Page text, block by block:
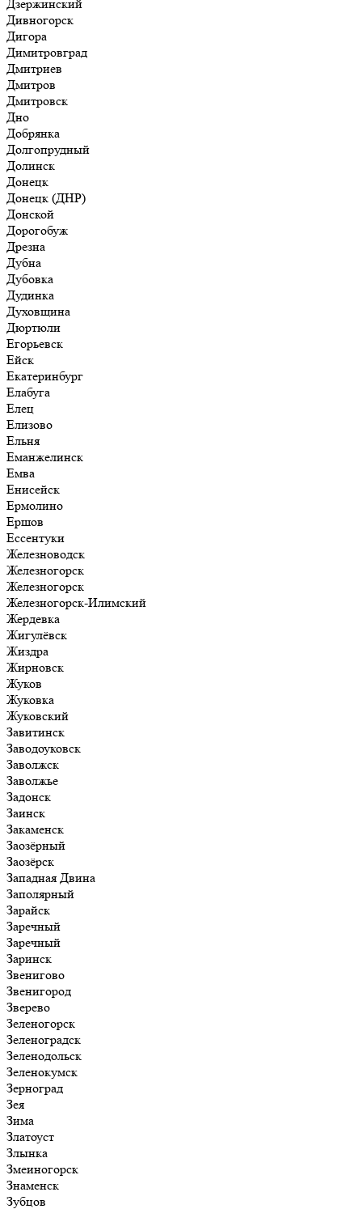
Дзержинский
Дивногорск
Дигора
Димитровград
Дмитриев
Дмитров
Дмитровск
Дно
Добрянка
Долгопрудный
Долинск
Донецк
Донецк (ДНР)
Донской
Дорогобуж
Дрезна
Дубна
Дубовка
Дудинка
Духовщина
Дюртюли
Егорьевск
Ейск
Екатеринбург
Елабуга
Елец
Елизово
Ельня
Еманжелинск
Емва
Енисейск
Ермолино
Ершов
Ессентуки
Железноводск
Железногорск
Железногорск
Железногорск-Илимский
Жердевка
Жигулёвск
Жиздра
Жирновск
Жуков
Жуковка
Жуковский
Завитинск
Заводоуковск
Заволжск
Заволжье
Задонск
Заинск
Закаменск
Заозёрный
Заозёрск
Западная Двина
Заполярный
Зарайск
Заречный
Заречный
Заринск
Звенигово
Звенигород
Зверево
Зеленогорск
Зеленоградск
Зеленодольск
Зеленокумск
Зерноград
Зея
Зима
Златоуст
Злынка
Змеиногорск
Знаменск
Зубцов